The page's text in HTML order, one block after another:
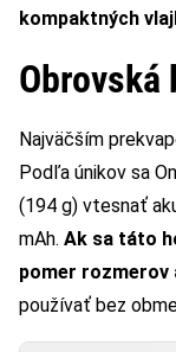
kompaktných
Obrovská
Najväčším
Podľa únikov sa
(194 g) vtesnať
mAh. Ak sa táto
pomer rozmerov
používať bez